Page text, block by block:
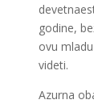
godine,
ovu
videti.
Azurna